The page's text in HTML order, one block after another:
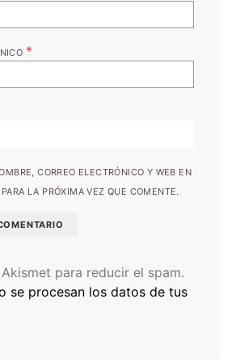
*
CORREO ELECTRÓNICO Y WEB EN
LA PRÓXIMA VEZ QUE COMENTE.
para reducir el spam.
se procesan los datos de tus